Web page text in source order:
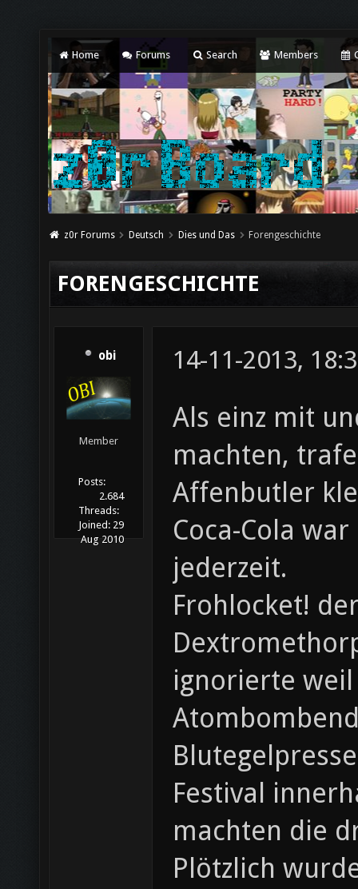
Home Forums Search Members
z0r Forums Deutsch Dies und Das Forengeschichte
FORENGESCHICHTE
obi
Member
Posts:
2.684
Threads:
29
Joined:
Aug 2010
14-11-2013,
Als einz mit
machten,
Affenbutler
Coca-Cola
jederzeit.
Frohlocket!
ignorierte
Festival
machten die
Plötzlich